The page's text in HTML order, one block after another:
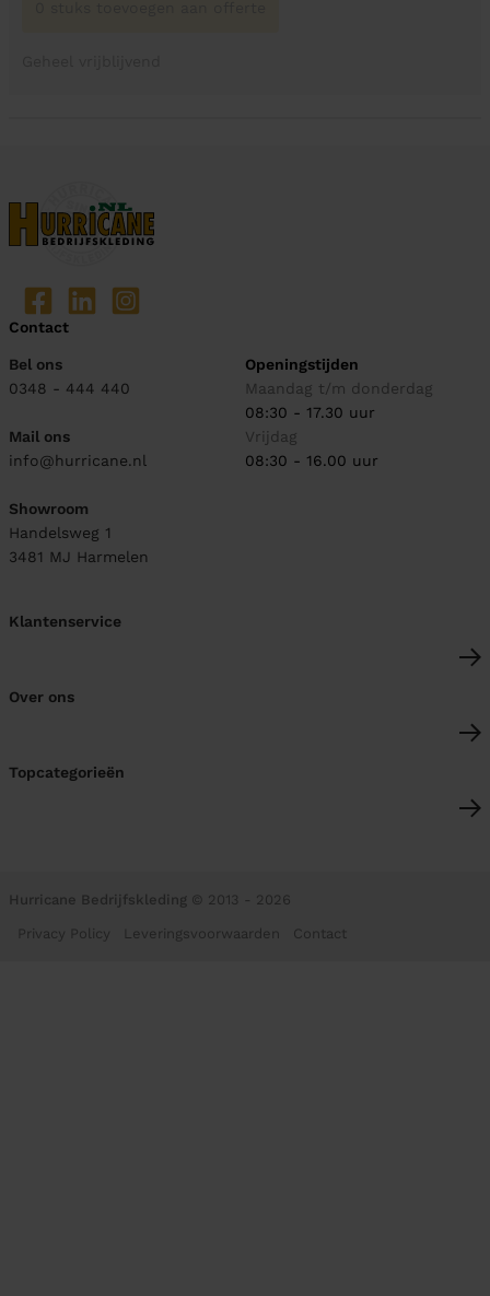
Contact
Bel ons
0348 - 444 440
Mail ons
info@hurricane.nl
Showroom
Handelsweg 1
3481 MJ Harmelen
Openingstijden
Maandag t/m donderdag
08:30 - 17.30 uur
Vrijdag
08:30 - 16.00 uur
Klantenservice
Over ons
Topcategorieën
Hurricane Bedrijfskleding © 2013 - 2026
Privacy Policy Leveringsvoorwaarden Contact